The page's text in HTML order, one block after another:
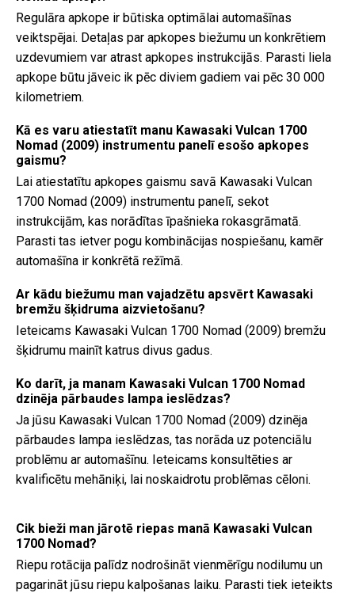
Regulāra apkope ir būtiska optimālai automašīnas
veiktspējai. Detaļas par apkopes biežumu un konkrētiem
uzdevumiem var atrast apkopes instrukcijās. Parasti liela
apkope būtu jāveic ik pēc diviem gadiem vai pēc 30 000
kilometriem.
Kā es varu atiestatīt manu Kawasaki Vulcan 1700
Nomad (2009) instrumentu panelī esošo apkopes
gaismu?
Lai atiestatītu apkopes gaismu savā Kawasaki Vulcan
1700 Nomad (2009) instrumentu panelī, sekot
instrukcijām, kas norādītas īpašnieka rokasgrāmatā.
Parasti tas ietver pogu kombinācijas nospiešanu, kamēr
automašīna ir konkrētā režīmā.
Ar kādu biežumu man vajadzētu apsvērt Kawasaki
bremžu šķidruma aizvietošanu?
Ieteicams Kawasaki Vulcan 1700 Nomad (2009) bremžu
šķidrumu mainīt katrus divus gadus.
Ko darīt, ja manam Kawasaki Vulcan 1700 Nomad
dzinēja pārbaudes lampa ieslēdzas?
Ja jūsu Kawasaki Vulcan 1700 Nomad (2009) dzinēja
pārbaudes lampa ieslēdzas, tas norāda uz potenciālu
problēmu ar automašīnu. Ieteicams konsultēties ar
kvalificētu mehāniķi, lai noskaidrotu problēmas cēloni.
Cik bieži man jārotē riepas manā Kawasaki Vulcan
1700 Nomad?
Riepu rotācija palīdz nodrošināt vienmērīgu nodilumu un
pagarināt jūsu riepu kalpošanas laiku. Parasti tiek ieteikts